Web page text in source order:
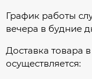
График работы
вечера в будние
Доставка товара
осуществляется: